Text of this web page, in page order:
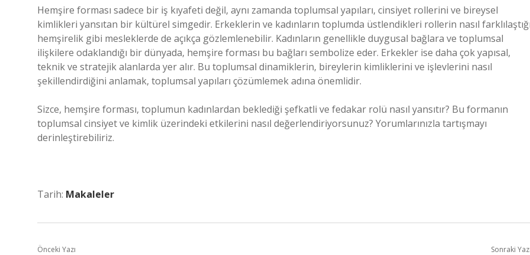
Hemşire forması sadece bir iş kıyafeti değil, aynı zamanda toplumsal yapıları, cinsiyet rollerini ve bireysel
kimlikleri yansıtan bir kültürel simgedir. Erkeklerin ve kadınların toplumda üstlendikleri rollerin nasıl
hemşirelik gibi mesleklerde de açıkça gözlemlenebilir. Kadınların genellikle duygusal bağlara ve toplumsal
ilişkilere odaklandığı bir dünyada, hemşire forması bu bağları sembolize eder. Erkekler ise daha çok yapısal,
teknik ve stratejik alanlarda yer alır. Bu toplumsal dinamiklerin, bireylerin kimliklerini ve işlevlerini nasıl
şekillendirdiğini anlamak, toplumsal yapıları çözümlemek adına önemlidir.
Sizce, hemşire forması, toplumun kadınlardan beklediği şefkatli ve fedakar rolü nasıl yansıtır? Bu formanın
toplumsal cinsiyet ve kimlik üzerindeki etkilerini nasıl değerlendiriyorsunuz? Yorumlarınızla tartışmayı
derinleştirebiliriz.
Tarih: Makaleler
Önceki Yazı Sonraki